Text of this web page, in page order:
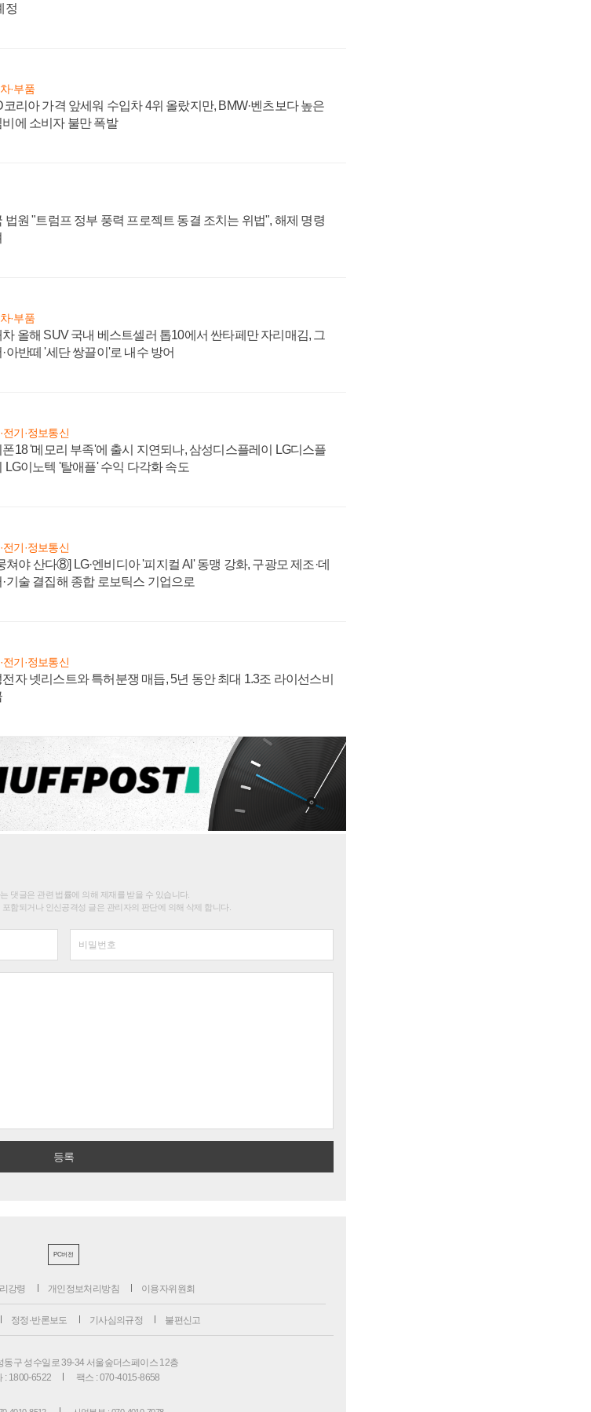
정
·부품
코리아 가격 앞세워 수입차 4위 올랐지만, BMW·벤츠보다 높은
비에 소비자 불만 폭발
법원 "트럼프 정부 풍력 프로젝트 동결 조치는 위법", 해제 명령
·부품
차 올해 SUV 국내 베스트셀러 톱10에서 싼타페만 자리매김, 그
·아반떼 '세단 쌍끌이'로 내수 방어
전기·정보통신
폰18 '메모리 부족'에 출시 지연되나, 삼성디스플레이 LG디스플
LG이노텍 '탈애플' 수익 다각화 속도
전기·정보통신
쳐야 산다⑧] LG·엔비디아 '피지컬 AI' 동맹 강화, 구광모 제조·데
·기술 결집해 종합 로보틱스 기업으로
전기·정보통신
전자 넷리스트와 특허분쟁 매듭, 5년 동안 최대 1.3조 라이선스비
댓글은 관련 법률에 의해 제재를 받을 수 있습니다.
함되거나 인신공격성 글은 관리자의 판단에 의해 삭제 합니다.
PC버전
강령 개인정보처리방침 이용자위원회
정정·반론보도 기사심의규정 불편신고
동구 성수일로 39-34 서울숲더스페이스 12층
: 1800-6522
팩스 : 070-4015-8658